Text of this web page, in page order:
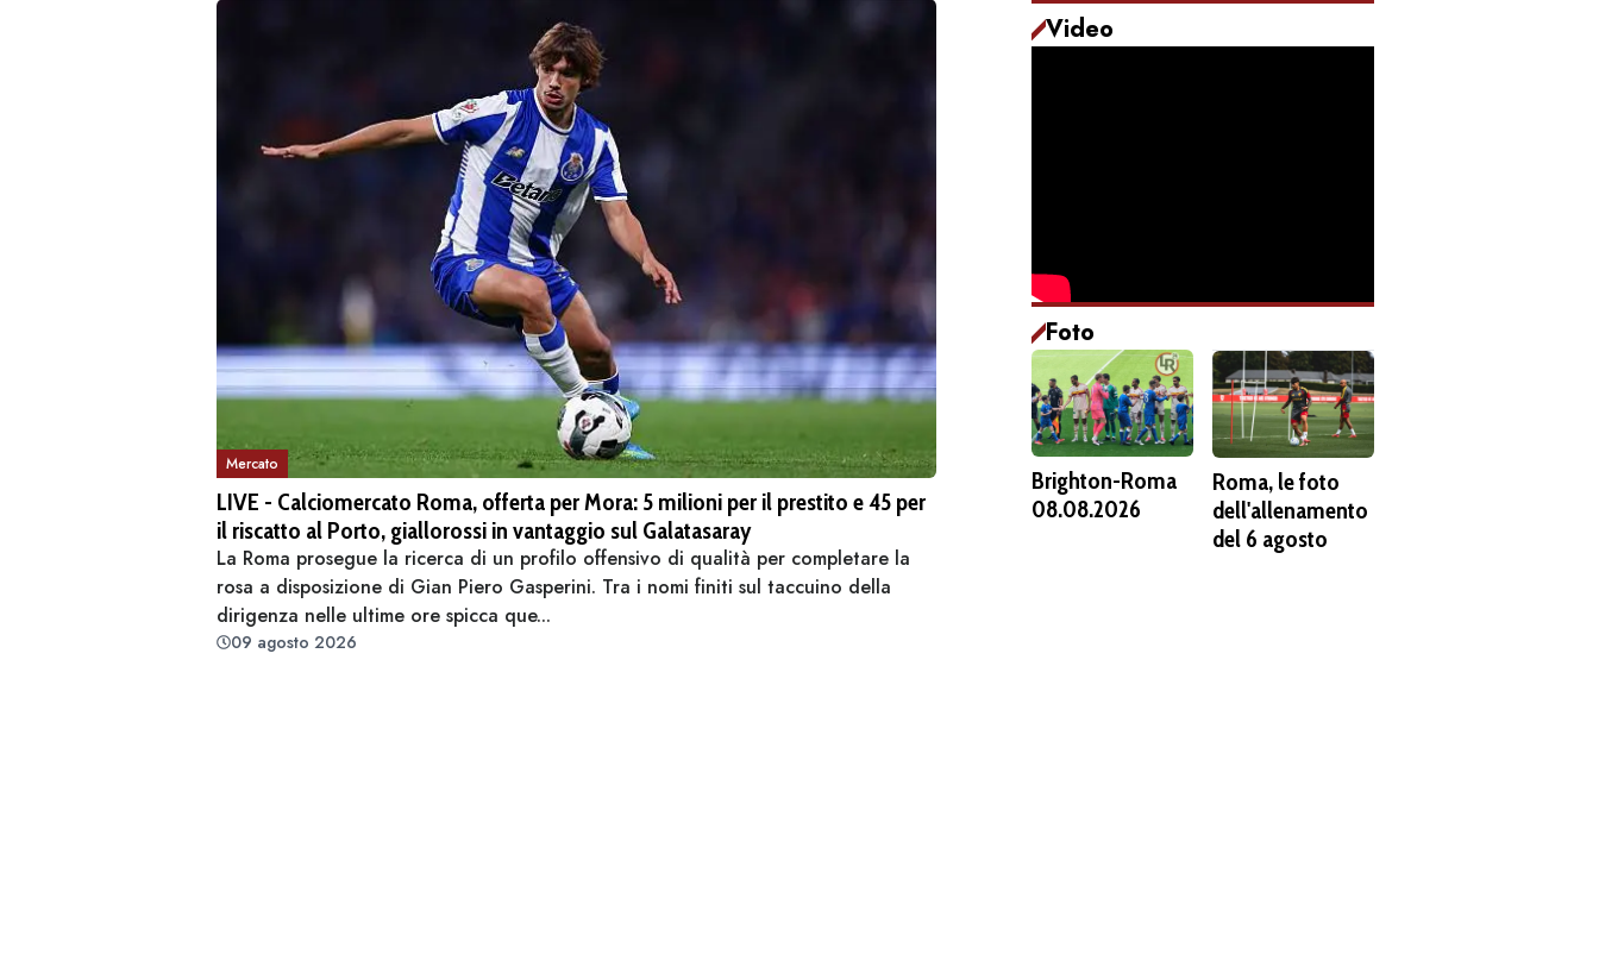
Mercato
LIVE - Calciomercato Roma, offerta per Mora: 5 milioni per il prestito e 45 per
il riscatto al Porto, giallorossi in vantaggio sul Galatasaray
La Roma prosegue la ricerca di un profilo offensivo di qualità per completare la
rosa a disposizione di Gian Piero Gasperini. Tra i nomi finiti sul taccuino della
dirigenza nelle ultime ore spicca que...
09 agosto 2026
Video
Foto
Brighton-Roma
08.08.2026
Roma, le foto
dell'allenamento
del 6 agosto